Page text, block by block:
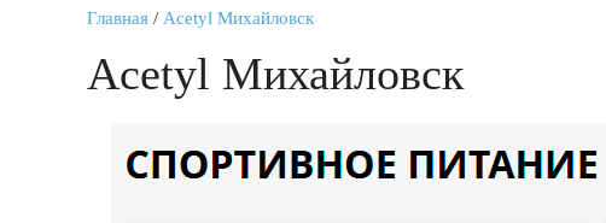
Главная / Acetyl Михайловск
Acetyl Михайловск